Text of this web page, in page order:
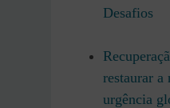
Desafios
restaurar a
urgência